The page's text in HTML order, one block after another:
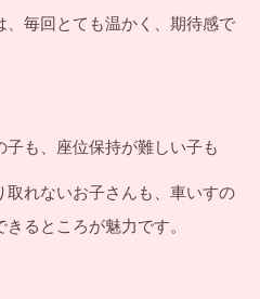
、毎回とても温かく、期待感で
も、座位保持が難しい子も
取れないお子さんも、車いすの
るところが魅力です。